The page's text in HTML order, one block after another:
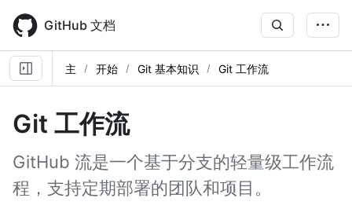
main
content
GitHub 文档
主 开始 Git 基本知识 Git 工作流
Git 工作流
GitHub 流是一个基于分支的轻量级工作流
程，支持定期部署的团队和项目。